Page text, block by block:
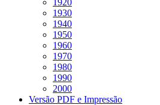
1920
1930
1940
1950
1960
1970
1980
1990
2000
Versão PDF e Impressão